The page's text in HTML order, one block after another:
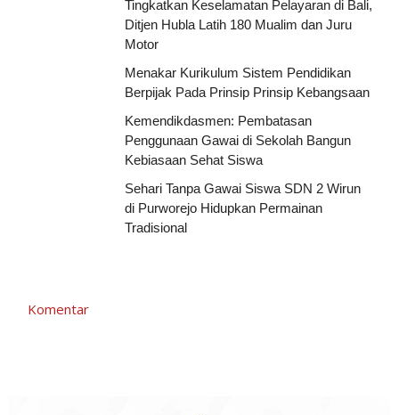
Tingkatkan Keselamatan Pelayaran di Bali,
Ditjen Hubla Latih 180 Mualim dan Juru
Motor
Menakar Kurikulum Sistem Pendidikan
Berpijak Pada Prinsip Prinsip Kebangsaan
Kemendikdasmen: Pembatasan
Penggunaan Gawai di Sekolah Bangun
Kebiasaan Sehat Siswa
Sehari Tanpa Gawai Siswa SDN 2 Wirun
di Purworejo Hidupkan Permainan
Tradisional
Komentar